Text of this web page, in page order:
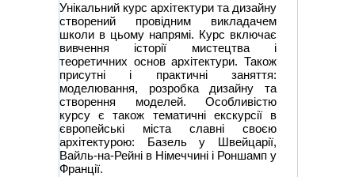
Унікальний курс архітектури та дизайну
створений провідним викладачем
школи в цьому напрямі. Курс включає
вивчення історії мистецтва і
теоретичних основ архітектури. Також
присутні і практичні заняття:
моделювання, розробка дизайну та
створення моделей. Особливістю
курсу є також тематичні екскурсії в
європейські міста славні своєю
архітектурою: Базель у Швейцарії,
Вайль-на-Рейні в Німеччині і Роншамп у
Франції.